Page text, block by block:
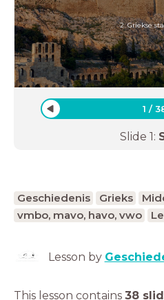
2. Griekse
1 /
Slide 1:
Geschiedenis Grieks
vmbo, mavo, havo, vwo
Lesson by
This lesson contains 38